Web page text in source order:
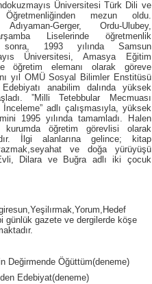
Üniversitesi Türk Dili ve
Öğretmenliğinden mezun oldu.
Adıyaman-Gerger, Ordu-Ulubey,
Liselerinde öğretmenlik
sonra, 1993 yılında Samsun
Üniversitesi, Amasya Eğitim
öğretim elemanı olarak göreve
yıl OMÜ Sosyal Bilimler Enstitüsü
anabilim dalında yüksek
”Milli Tetebbular Mecmuası
adlı çalışmasıyla, yüksek
1995 yılında tamamladı. Halen
kurumda öğretim görevlisi olarak
İlgi alanlarına gelince; kitap
ve doğa yürüyüşü
Dilara ve Buğra adlı iki çocuk
günlük gazete ve dergilerde köşe
Değirmende Öğüttüm(deneme)
Edebiyat(deneme)